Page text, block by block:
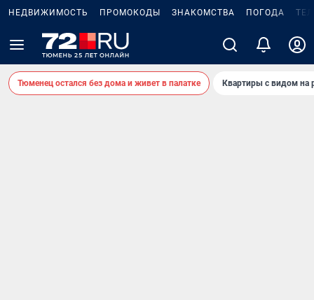
НЕДВИЖИМОСТЬ ПРОМОКОДЫ ЗНАКОМСТВА ПОГОДА
Тюменец остался без дома и живет в палатке Квартиры с видом на